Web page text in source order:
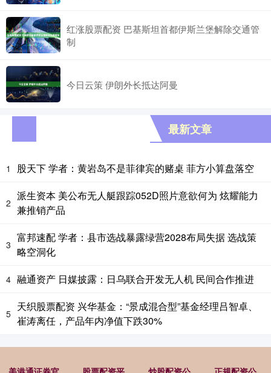
红涨股票配资 巴基斯坦首都伊斯兰堡解除交通管
制
今日云策 伊朗外长抵达阿曼
最新文章
1 股天下 学者：黄岩岛不是菲律宾的赌桌 菲方小算盘落空
2
派生资本 美公布无人艇跟踪052D照片意欲何为 炫耀能力
兼推销产品
3
富邦速配 学者：县市选战暴露绿营2028布局失据 选战策
略空洞化
4 融通资产 日媒披露：日乌联合开发无人机 民间合作推进
5
天织股票配资 兴华基金：“景成混合型”基金经理吕智卓、
崔涛离任，产品年内净值下跌30%